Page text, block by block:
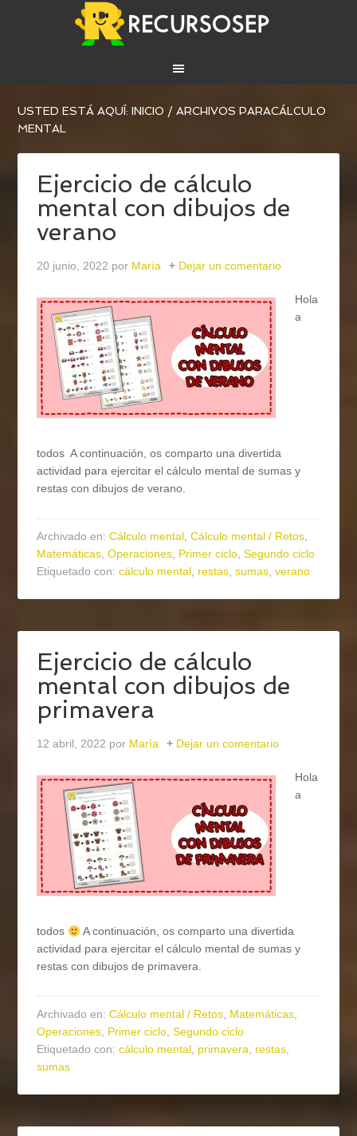
USTED ESTÁ AQUÍ:INICIO / ARCHIVOS PARACÁLCULO
MENTAL
Ejercicio de cálculo
mental con dibujos de
verano
20 junio, 2022 por María Dejar un comentario
Hola
a
todos A continuación, os comparto una divertida
actividad para ejercitar el cálculo mental de sumas y
restas con dibujos de verano.
Archivado en:Cálculo mental,Cálculo mental / Retos,
Matemáticas,Operaciones, Primer ciclo,Segundo ciclo
Etiquetado con:cálculo mental, restas,sumas,verano
Ejercicio de cálculo
mental con dibujos de
primavera
12 abril, 2022 por María Dejar un comentario
Hola
a
todos
A continuación, os comparto una divertida
actividad para ejercitar el cálculo mental de sumas y
restas con dibujos de primavera.
Archivado en:Cálculo mental / Retos, Matemáticas,
Operaciones, Primer ciclo,Segundo ciclo
Etiquetado con:cálculo mental, primavera, restas,
sumas